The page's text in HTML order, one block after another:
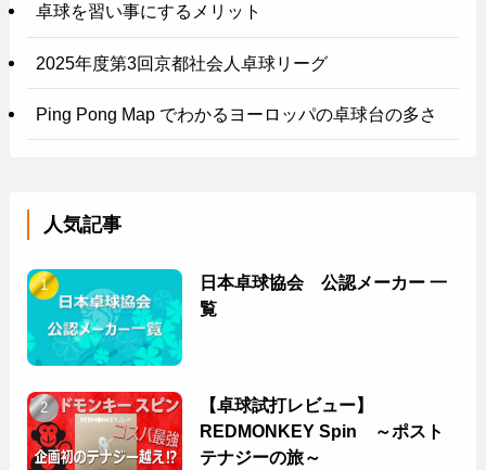
卓球を習い事にするメリット
2025年度第3回京都社会人卓球リーグ
Ping Pong Map でわかるヨーロッパの卓球台の多さ
人気記事
日本卓球協会 公認メーカー 一
覧
【卓球試打レビュー】
REDMONKEY Spin ～ポスト
テナジーの旅～